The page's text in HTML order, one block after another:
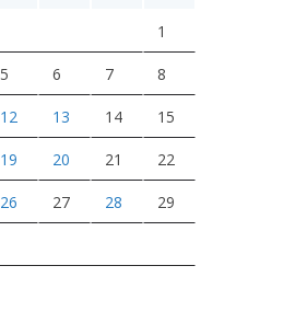
1
5 6 7 8
12 13 14 15
19 20 21 22
26 27 28 29